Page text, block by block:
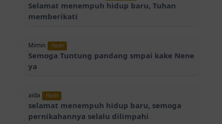
Selamat menempuh hidup baru, Tuhan
memberikati
Mimin Hadir
Semoga Tuntung pandang smpai kake Nene
ya
aida Hadir
selamat menempuh hidup baru, semoga
pernikahannya selalu dilimpahi